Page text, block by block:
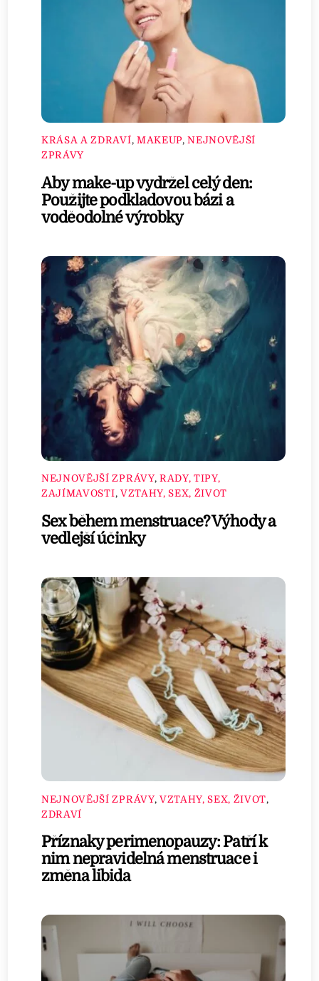
KRÁSA A ZDRAVÍ, MAKEUP,NEJNOVĚJŠÍ
ZPRÁVY
Aby make-up vydržel celý den:
Použijte podkladovou bázi a
voděodolné výrobky
NEJNOVĚJŠÍ ZPRÁVY, RADY, TIPY,
ZAJÍMAVOSTI, VZTAHY, SEX, ŽIVOT
Sex během menstruace? Výhody a
vedlejší účinky
NEJNOVĚJŠÍ ZPRÁVY, VZTAHY, SEX, ŽIVOT,
ZDRAVÍ
Příznaky perimenopauzy: Patří k
nim nepravidelná menstruace i
změna libida